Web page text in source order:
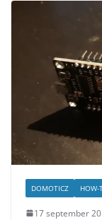
DOMOTICZ HOW-
17 september